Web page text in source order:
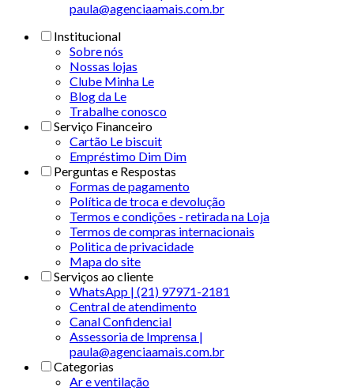
paula@agenciaamais.com.br
Institucional
Sobre nós
Nossas lojas
Clube Minha Le
Blog da Le
Trabalhe conosco
Serviço Financeiro
Cartão Le biscuit
Empréstimo Dim Dim
Perguntas e Respostas
Formas de pagamento
Política de troca e devolução
Termos e condições - retirada na Loja
Termos de compras internacionais
Politica de privacidade
Mapa do site
Serviços ao cliente
WhatsApp | (21) 97971-2181
Central de atendimento
Canal Confidencial
Assessoria de Imprensa |
paula@agenciaamais.com.br
Categorias
Ar e ventilação